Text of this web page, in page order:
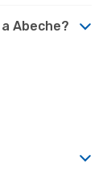
Abeche?